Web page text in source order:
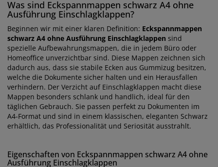
Was sind Eckspannmappen schwarz A4 ohne
Ausführung Einschlagklappen?
Beginnen wir mit einer klaren Definition: Eckspannmappen
schwarz A4 ohne Ausführung Einschlagklappen sind
spezielle Aufbewahrungsmappen, die in jedem Büro oder
Homeoffice unverzichtbar sind. Diese Mappen zeichnen sich
dadurch aus, dass sie stabile Ecken aus Gummizug besitzen,
welche die Dokumente sicher halten und ein Herausfallen
verhindern. Der Verzicht auf Einschlagklappen macht diese
Mappen besonders schlank und handlich, ideal für den
täglichen Gebrauch. Sie passen perfekt zu Dokumenten im
A4-Format und sind in einem klassischen, eleganten Schwarz
erhältlich, das Professionalität und Seriosität ausstrahlt.
Eigenschaften von Eckspannmappen schwarz A4 ohne
Ausführung Einschlagklappen